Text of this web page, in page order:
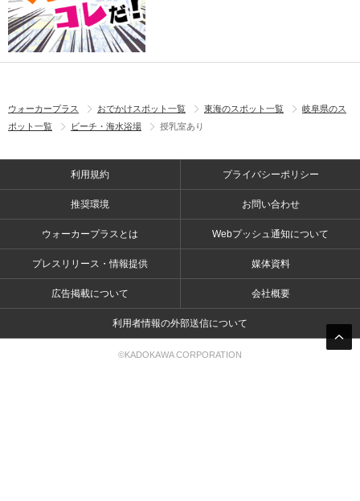
ウォーカープラス おでかけスポット一覧 東海のスポット一覧
岐阜県のス
ポット一覧
ビーチ・海水浴場 授乳室あり
利用規約 プライバシーポリシー
推奨環境 お問い合わせ
ウォーカープラスとは Webプッシュ通知について
プレスリリース・情報提供 媒体資料
広告掲載について 会社概要
利用者情報の外部送信について
©KADOKAWA CORPORATION